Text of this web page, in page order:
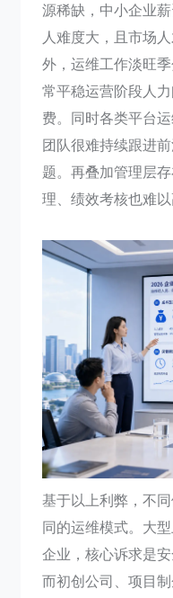
源稀缺，中小企业
人难度大，且市场
外，运维工作淡旺
常平稳运营阶段人
费。同时各类平台
团队很难持续跟进
题。再叠加管理层
理、绩效考核也难以
基于以上利弊，不
同的运维模式。大
企业，核心诉求是
而初创公司、项目